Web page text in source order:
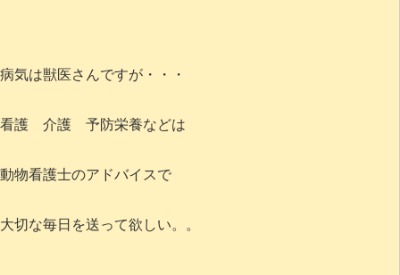
病気は獣医さんですが・・・
看護 介護 予防栄養などは
動物看護士のアドバイスで
大切な毎日を送って欲しい。。